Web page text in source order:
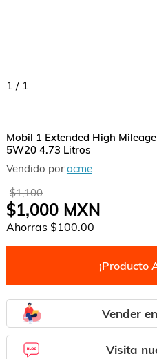
1 / 1
Mobil 1 Extended High
5W20 4.73 Litros
Vendido poracme
$1,100
$1,000MXN
Ahorras $100.00
¡Producto
Vender en
Visita